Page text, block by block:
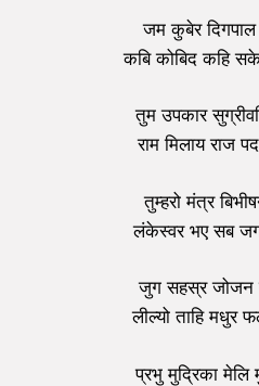
जम कुबेर
कबि कोबिद कहि
तुम उपकार
राम मिलाय राज
तुम्हरो मंत्र
लंकेस्वर भए सब
जुग सहस्र जोजन
लील्यो ताहि मधुर
प्रभु मुद्रिका मेलि